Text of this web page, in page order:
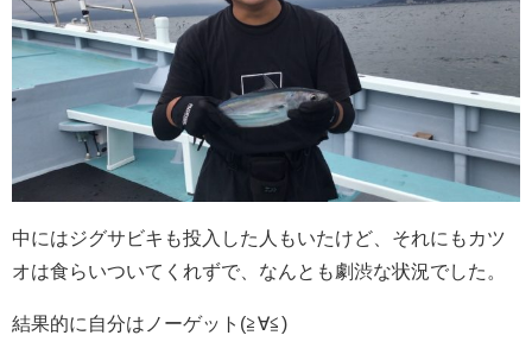
中にはジグサビキも投入した人もいたけど、それにもカツ
オは食らいついてくれずで、なんとも劇渋な状況でした。
結果的に自分はノーゲット(≧∀≦)